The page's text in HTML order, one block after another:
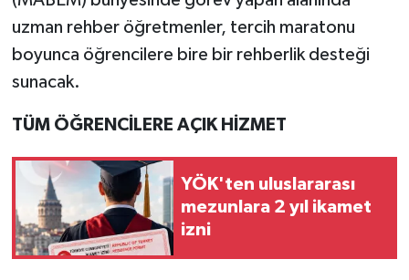
uzman rehber öğretmenler, tercih maratonu
boyunca öğrencilere bire bir rehberlik desteği
sunacak.
TÜM ÖĞRENCİLERE AÇIK HİZMET
YÖK'ten uluslararası
mezunlara 2 yıl ikamet
izni